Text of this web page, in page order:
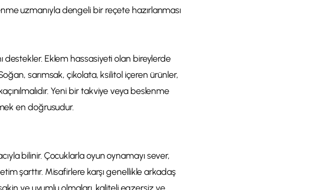
uzmanıyla dengeli bir reçete hazırlanması
destekler. Eklem hassasiyeti olan bireylerde
sarımsak, çikolata, ksilitol içeren ürünler,
Yeni bir takviye veya beslenme
en doğrusudur.
bilinir. Çocuklarla oyun oynamayı sever,
şarttır. Misafirlere karşı genellikle arkadaş